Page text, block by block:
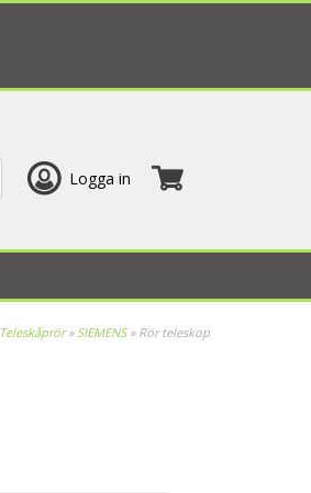
Logga in
Teleskåprör»SIEMENS» Rör teleskop